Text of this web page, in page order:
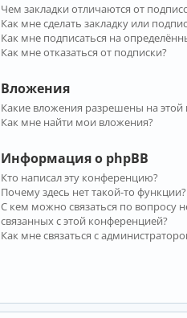
Чем закладки отличаются от
Как мне сделать закладку или
Как мне подписаться на
Как мне отказаться от подписки?
Вложения
Какие вложения разрешены на этой
Как мне найти мои вложения?
Информация о phpBB
Кто написал эту конференцию?
Почему здесь нет такой-то функции?
С кем можно связаться по вопросу
связанных с этой конференцией?
Как мне связаться с